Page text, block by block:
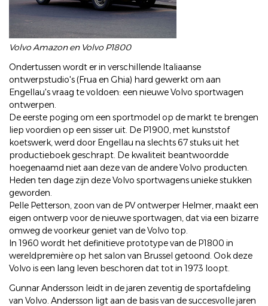
Volvo Amazon en Volvo P1800
Ondertussen wordt er in verschillende Italiaanse
ontwerpstudio's (Frua en Ghia) hard gewerkt om aan
Engellau's vraag te voldoen: een nieuwe Volvo sportwagen
ontwerpen.
De eerste poging om een sportmodel op de markt te brengen
liep voordien op een sisser uit. De P1900, met kunststof
koetswerk, werd door Engellau na slechts 67 stuks uit het
productieboek geschrapt. De kwaliteit beantwoordde
hoegenaamd niet aan deze van de andere Volvo producten.
Heden ten dage zijn deze Volvo sportwagens unieke stukken
geworden.
Pelle Petterson, zoon van de PV ontwerper Helmer, maakt een
eigen ontwerp voor de nieuwe sportwagen, dat via een bizarre
omweg de voorkeur geniet van de Volvo top.
In 1960 wordt het definitieve prototype van de P1800 in
wereldpremière op het salon van Brussel getoond. Ook deze
Volvo is een lang leven beschoren dat tot in 1973 loopt.
Gunnar Andersson leidt in de jaren zeventig de sportafdeling
van Volvo. Andersson ligt aan de basis van de succesvolle jaren